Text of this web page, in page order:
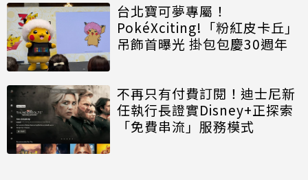
台北寶可夢專屬！
PokéXciting!「粉紅皮卡丘」
吊飾首曝光 掛包包慶30週年
不再只有付費訂閱！迪士尼新
任執行長證實Disney+正探索
「免費串流」服務模式